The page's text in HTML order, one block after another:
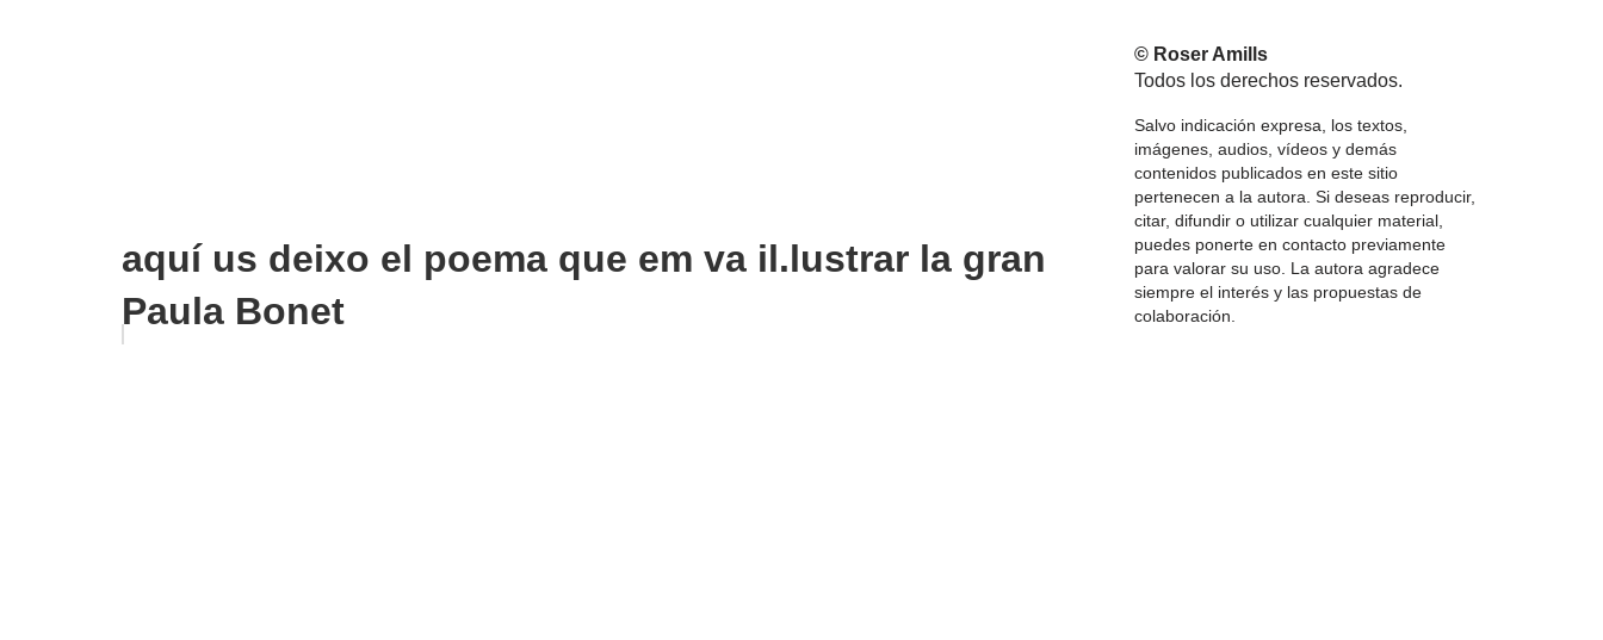
aquí us deixo el poema que em va il.lustrar la gran
Paula Bonet
© Roser Amills
Todos los derechos reservados.
Salvo indicación expresa, los textos,
imágenes, audios, vídeos y demás
contenidos publicados en este sitio
pertenecen a la autora. Si deseas reproducir,
citar, difundir o utilizar cualquier material,
puedes ponerte en contacto previamente
para valorar su uso. La autora agradece
siempre el interés y las propuestas de
colaboración.